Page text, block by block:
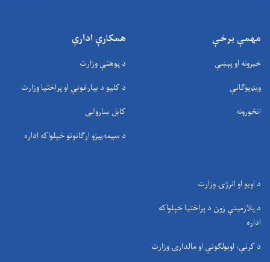
مهمې برخې
خبرونه او پېښې
ویډیوګانې
انځورونه
همکارې ادارې
د پوهنې وزارت
د کلیو د بیارغونې او پراختیا وزارت
کابل ښاروالی
د سيمه‌ييزو ارګانونو خپلواکه اداره
د اوبو او انرژۍ وزارت
د پلازمینې زون د پراختیا خپلواکه
اداره
د کرنې، اوبولګونې او مالدارۍ وزارت